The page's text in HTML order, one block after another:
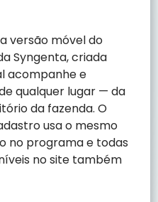
versão móvel do
Syngenta, criada
acompanhe e
qualquer lugar — da
da fazenda. O
usa o mesmo
no programa e todas
no site também